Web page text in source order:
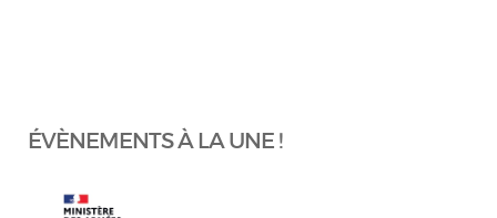
ÉVÈNEMENTS À LA UNE !